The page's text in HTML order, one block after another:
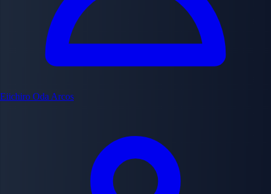
Eiichiro Oda Arcos